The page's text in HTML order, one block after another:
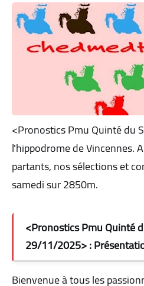
<Pronostics Pmu Quinté du
l'hippodrome de Vincennes.
partants, nos sélections et
samedi sur 2850m.
<Pronostics Pmu Quinté
29/11/2025> :
Bienvenue à tous les